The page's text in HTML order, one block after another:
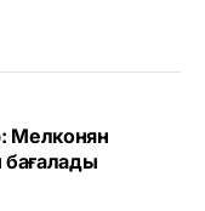
Мелконян